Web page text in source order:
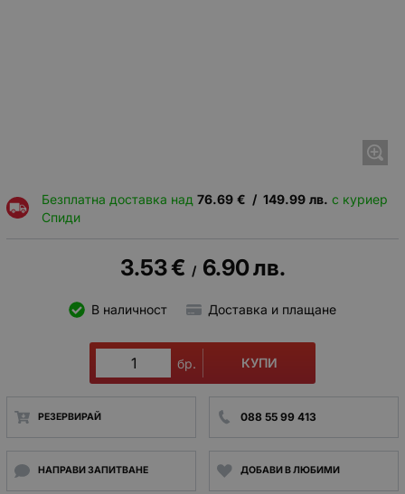
Безплатна доставка над 76.69 € / 149.99 лв. с куриер
Спиди
3.53€ / 6.90лв.
В наличност Доставка и плащане
бр. КУПИ
РЕЗЕРВИРАЙ 088 55 99 413
НАПРАВИ ЗАПИТВАНЕ ДОБАВИ В ЛЮБИМИ